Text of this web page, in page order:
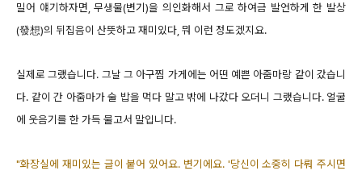
밀어 얘기하자면, 무생물(변기)을 의인화해서 그로 하여금 발언하게 한 발상
(發想)의 뒤집음이 산뜻하고 재미있다, 뭐 이런 정도겠지요.
실제로 그랬습니다. 그날 그 아구찜 가게에는 어떤 예쁜 아줌마랑 같이 갔습니
다. 같이 간 아줌마가 술 밥을 먹다 말고 밖에 나갔다 오더니 그랬습니다. 얼굴
에 웃음기를 한 가득 물고서 말입니다.
"화장실에 재미있는 글이 붙어 있어요. 변기에요. '당신이 소중히 다뤄 주시면